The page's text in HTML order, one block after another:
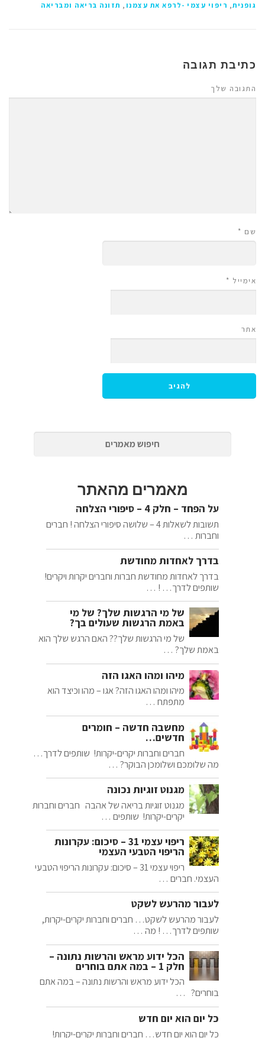
גופנית, ריפוי עצמי -לרפא את עצמנו , תזונה בריאה ומבריאה
כתיבת תגובה
התגובה שלך
שם *
אימייל *
אתר
מאמרים מהאתר
על הפחד – חלק 4 – סיפורי הצלחה
תשובות לשאלות 4 – שלושה סיפורי הצלחה ! חברים
וחברות …
בדרך לאחדות מחודשת
בדרך לאחדות מחודשת חברות וחברים יקרות ויקרים!
שותפים לדרך… ! …
של מי הרגשות שלך? של מי
באמת הרגשות שעולים בך?
של מי הרגשות שלך?? האם הרגש שלך הוא
באמת שלך? …
מיהו ומהו האגו הזה
מיהו ומהו האגו הזה? אגו – מהו וכיצד הוא
מתפתח …
מחשבה חדשה – חומרים
חדשים…
חברים וחברות יקרים-יקרות! שותפים לדרך…
מה שלומכם ושלומכן הבוקר? …
מגנוט זוגיות נכונה
מגנוט זוגיות בריאה של אהבה חברים וחברות
יקרים-יקרות! שותפים …
ריפוי עצמי 31 – סיכום: עקרונות
הריפוי הטבעי העצמי
ריפוי עצמי 31 – סיכום: עקרונות הריפוי הטבעי
העצמי. חברים …
לעבור מהרעש לשקט
לעבור מהרעש לשקט… חברים וחברות יקרים-יקרות,
שותפים לדרך… ! מה …
הכל ידוע מראש והרשות נתונה –
חלק 1 – במה אתם בוחרים
הכל ידוע מראש והרשות נתונה – במה אתם
בוחרים? …
כל יום הוא יום חדש
כל יום הוא יום חדש… חברים וחברות יקרים-יקרות!